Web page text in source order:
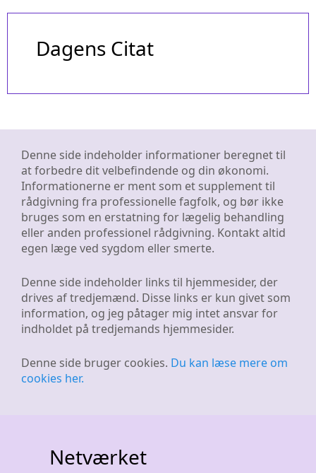
Dagens Citat
Denne side indeholder informationer beregnet til
at forbedre dit velbefindende og din økonomi.
Informationerne er ment som et supplement til
rådgivning fra professionelle fagfolk, og bør ikke
bruges som en erstatning for lægelig behandling
eller anden professionel rådgivning. Kontakt altid
egen læge ved sygdom eller smerte.
Denne side indeholder links til hjemmesider, der
drives aftredjemænd. Disse links er kun givet som
information, og jeg påtager mig intet ansvar for
indholdet på tredjemands hjemmesider.
Denne side bruger cookies. Du kan læse mere om
cookies her.
Netværket